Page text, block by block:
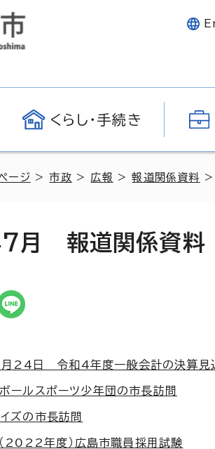
くらし・手続き
ージ >市政 > 広報 >報道関係資料 >
月 報道関係資料
24日 令和4年度一般会計の決算見
ールスポーツ少年団の市長訪問
ズの市長訪問
2022年度）広島市職員採用試験